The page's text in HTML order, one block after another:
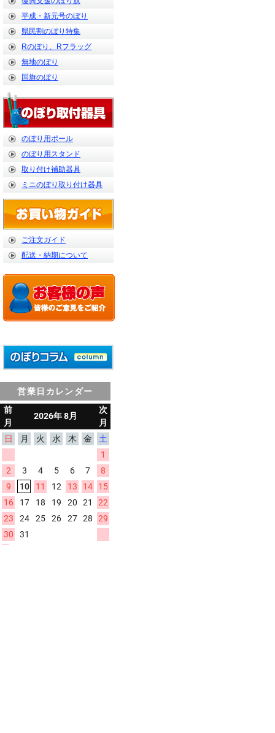
平成・新元号のぼり
県民割のぼり特集
Rのぼり、Rフラッグ
無地のぼり
国旗のぼり
のぼり用ポール
のぼり用スタンド
取り付け補助器具
ミニのぼり取り付け器具
ご注文ガイド
配送・納期について
営業日カレンダー